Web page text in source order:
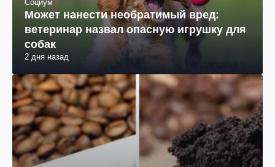
Социум
Может нанести необратимый вред:
ветеринар назвал опасную игрушку для
собак
2 дня назад